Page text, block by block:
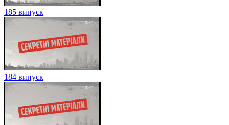
185 випуск
184 випуск